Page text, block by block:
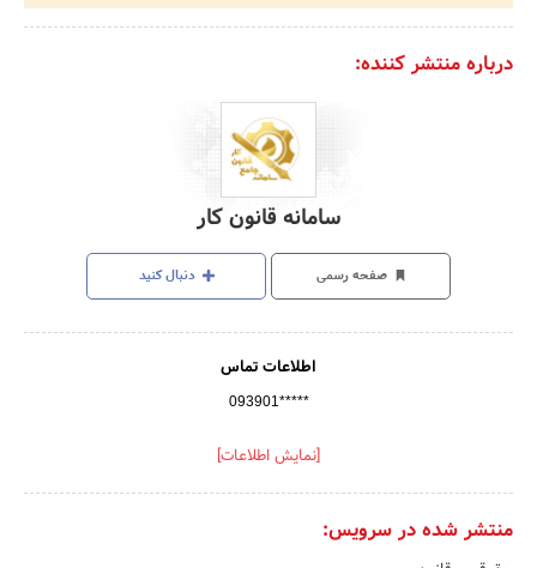
درباره منتشر کننده:
سامانه قانون کار
صفحه رسمی دنبال کنید
اطلاعات تماس
093901*****
[نمایش اطلاعات]
منتشر شده در سرویس: